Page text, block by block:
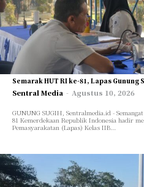
Semarak HUT RI ke-81, Lapas Gunung
Sentral Media - Agustus 10, 2026
GUNUNG SUGIH, Sentralmedia.id -
81 Kemerdekaan Republik Indonesia hadir
Pemasyarakatan (Lapas) Kelas IIB...